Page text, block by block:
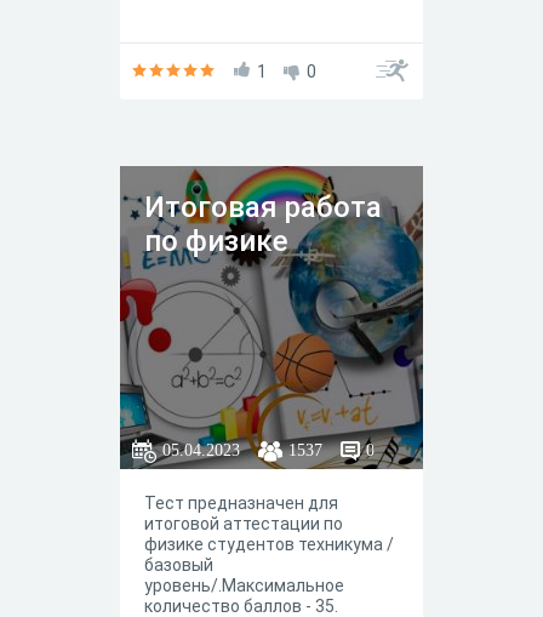
1 0
Итоговая работа
по физике
05.04.2023 1537 0
Тест предназначен для
итоговой аттестации по
физике студентов техникума /
базовый
уровень/.Максимальное
количество баллов - 35.